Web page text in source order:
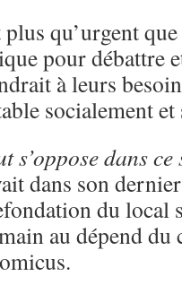
qu’urgent
pour débattre
à leurs
socialement
s’oppose dans
dans son
du local
au dépend du